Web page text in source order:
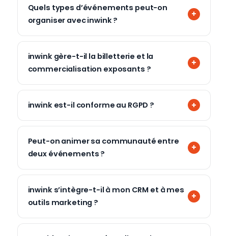
Quels types d’événements peut-on
organiser avec inwink ?
inwink gère-t-il la billetterie et la
commercialisation exposants ?
inwink est-il conforme au RGPD ?
Peut-on animer sa communauté entre
deux événements ?
inwink s’intègre-t-il à mon CRM et à mes
outils marketing ?